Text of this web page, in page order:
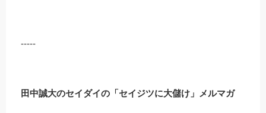
-----
田中誠大のセイダイの「セイジツに大儲け」メルマガ